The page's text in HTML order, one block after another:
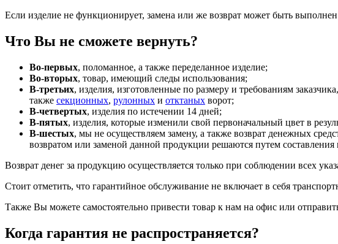
Если изделие не функционирует, замена или же возврат может быть
Что Вы не сможете вернуть?
Во-первых, поломанное, а также переделанное изделие;
Во-вторых, товар, имеющий следы использования;
В-третьих, изделия, изготовленные по размеру и требованиям
также секционных, рулонных и отктаных ворот;
В-четвертых, изделия по истечении 14 дней;
В-пятых, изделия, которые изменили свой первоначальный цвет в
В-шестых, мы не осуществляем замену, а также возврат денежных
возвратом или заменой данной продукции решаются путем
Возврат денег за продукцию осуществляется только при соблюдении всех
Стоит отметить, что гарантийное обслуживание не включает в себя
Также Вы можете самостоятельно привести товар к нам на офис или
Когда гарантия не распространяется?